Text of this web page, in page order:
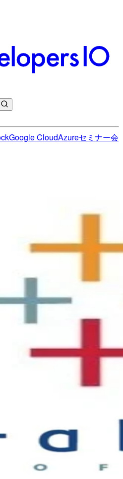
Google CloudAzureセミナー会